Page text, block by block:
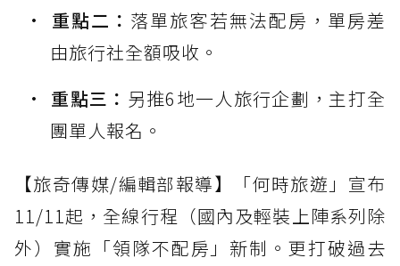
重點二： 落單旅客若無法配房，單房差
由旅行社全額吸收。
重點三： 另推6地一人旅行企劃，主打全
團單人報名。
【旅奇傳媒/編輯部報導】「何時旅遊」宣布
11/11起，全線行程（國內及輕裝上陣系列除
外）實施「領隊不配房」新制。更打破過去